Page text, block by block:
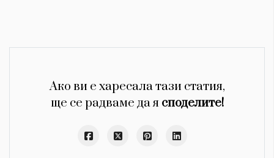
Ако ви е харесала тази статия,
ще се радваме да я споделите!